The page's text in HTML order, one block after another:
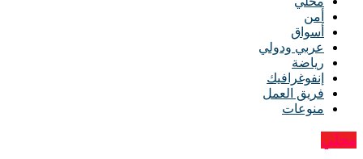
أمن
أسواق
عربي ودولي
رياضة
إنفوغرافيك
فريق العمل
منوعات
محلي